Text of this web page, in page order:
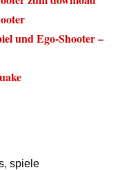
und Ego-Shooter –
, spiele